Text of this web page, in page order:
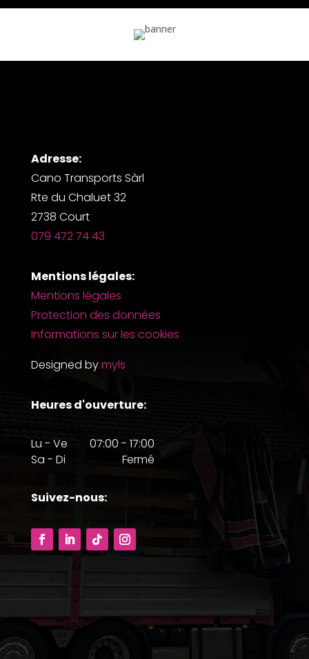
Adresse:
Cano Transports Sàrl
Rte du Chaluet 32
2738 Court
079 472 74 43
Mentions légales:
Mentions légales
Protection des données
Informations sur les cookies
Designed bymyls
Heures d'ouverture:
Lu - Ve
07:00 - 17:00
Sa - Di
Fermé
Suivez-nous: